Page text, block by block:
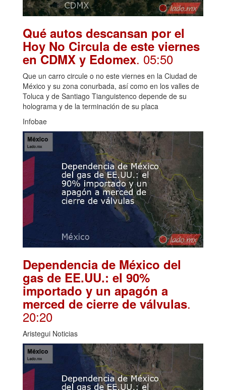
Qué autos descansan por el
Hoy No Circula de este viernes
en CDMX y Edomex. 05:50
Que un carro circule o no este viernes en la Ciudad de
México y su zona conurbada, así como en los valles de
Toluca y de Santiago Tianguistenco depende de su
holograma y de la terminación de su placa
Infobae
Dependencia de México del
gas de EE.UU.: el 90%
importado y un apagón a
merced de cierre de válvulas.
20:20
Aristegui Noticias